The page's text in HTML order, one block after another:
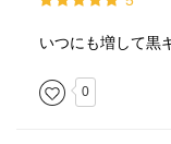
いつにも増して黒
0